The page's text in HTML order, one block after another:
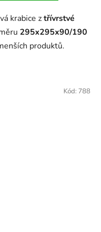
krabice ztřívrstvé
295x295x90/190
produktů.
Kód: 788